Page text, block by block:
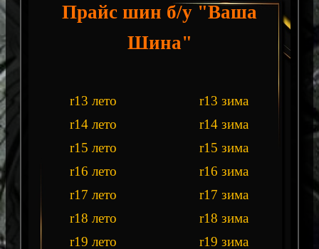
Прайс шин б/у "Ваша
Шина"
r13 лето
r13 зима
r14 лето
r14 зима
r15 лето
r15 зима
r16 лето
r16 зима
r17 лето
r17 зима
r18 лето
r18 зима
r19 лето
r19 зима